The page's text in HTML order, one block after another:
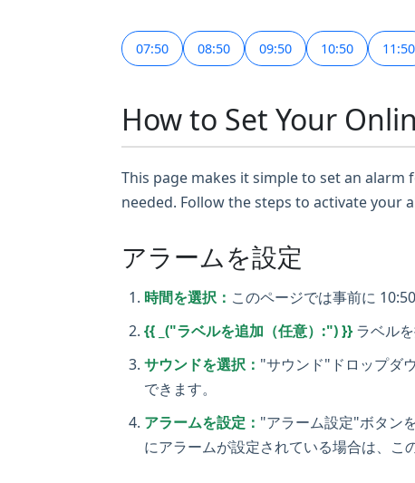
07:50 08:50 09:50 10:50 11:50
How to Set Your
This page makes it simple to set an
needed. Follow the steps to activate your
アラームを設定
時間を選択： このページでは事前に
{{ _("ラベルを追加（任意）:") }} ラベル
サウンドを選択： "サウンド"ドロップダ
できます。
アラームを設定： "アラーム設定"ボタン
にアラームが設定されている場合は、こ